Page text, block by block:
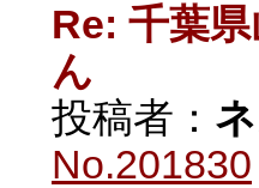
Re: 千葉
ん
投稿者：
No.201830